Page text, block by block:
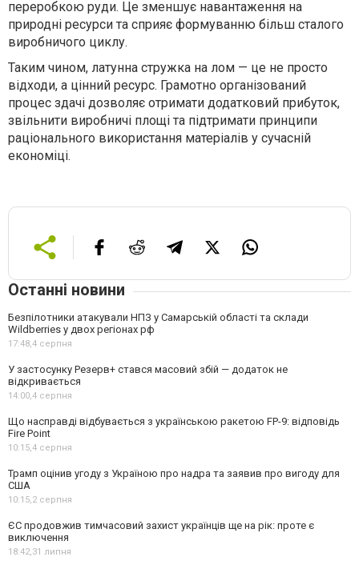
переробкою руди. Це зменшує навантаження на
природні ресурси та сприяє формуванню більш сталого
виробничого циклу.
Таким чином, латунна стружка на лом — це не просто
відходи, а цінний ресурс. Грамотно організований
процес здачі дозволяє отримати додатковий прибуток,
звільнити виробничі площі та підтримати принципи
раціонального використання матеріалів у сучасній
економіці.
Останні новини
Безпілотники атакували НПЗ у Самарській області та склади
Wildberries у двох регіонах рф
17:48,4 серпня
У застосунку Резерв+ стався масовий збій — додаток не
відкривається
14:00,4 серпня
Що насправді відбувається з українською ракетою FP-9: відповідь
Fire Point
10:15,4 серпня
Трамп оцінив угоду з Україною про надра та заявив про вигоду для
США
10:15,2 серпня
ЄС продовжив тимчасовий захист українців ще на рік: проте є
виключення
18:42,31 липня